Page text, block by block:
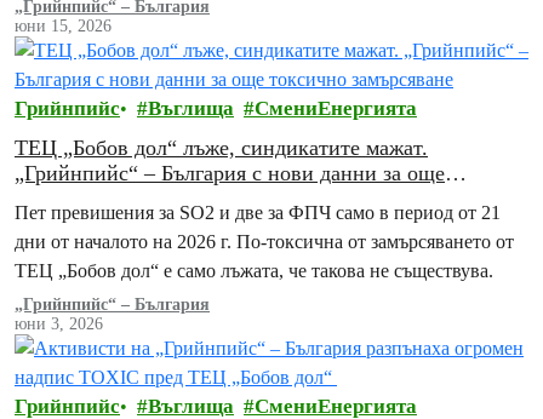
„Грийнпийс“ – България
юни 15, 2026
Грийнпийс Въглища СмениЕнергията
ТЕЦ „Бобов дол“ лъже, синдикатите мажат.
„Грийнпийс“ – България с нови данни за още
Пет превишения за SO2 и две за ФПЧ само в период от 21
дни от началото на 2026 г. По-токсична от замърсяването от
ТЕЦ „Бобов дол“ е само лъжата, че такова не съществува.
„Грийнпийс“ – България
юни 3, 2026
Грийнпийс Въглища СмениЕнергията